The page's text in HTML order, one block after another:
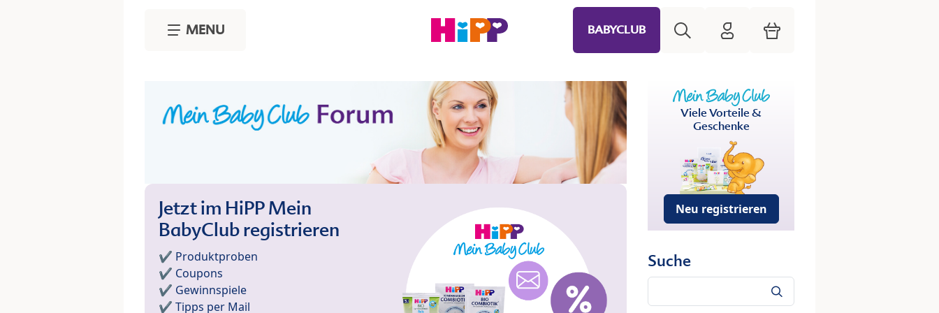
MENU BABYCLUB HiPP Mein Babyclub
Warenkorb
Jetzt im HiPP Mein
BabyClub registrieren
✔️ Produktproben
✔️ Coupons
✔️ Gewinnspiele
✔️ Tipps per Mail
Viele Vorteile &
Geschenke
Neu registrieren
Suche